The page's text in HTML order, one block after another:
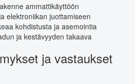
ammattikäyttöön
elektroniikan juottamiseen
kohdistusta ja asemointia
ja kestävyyden takaava
ja vastaukset